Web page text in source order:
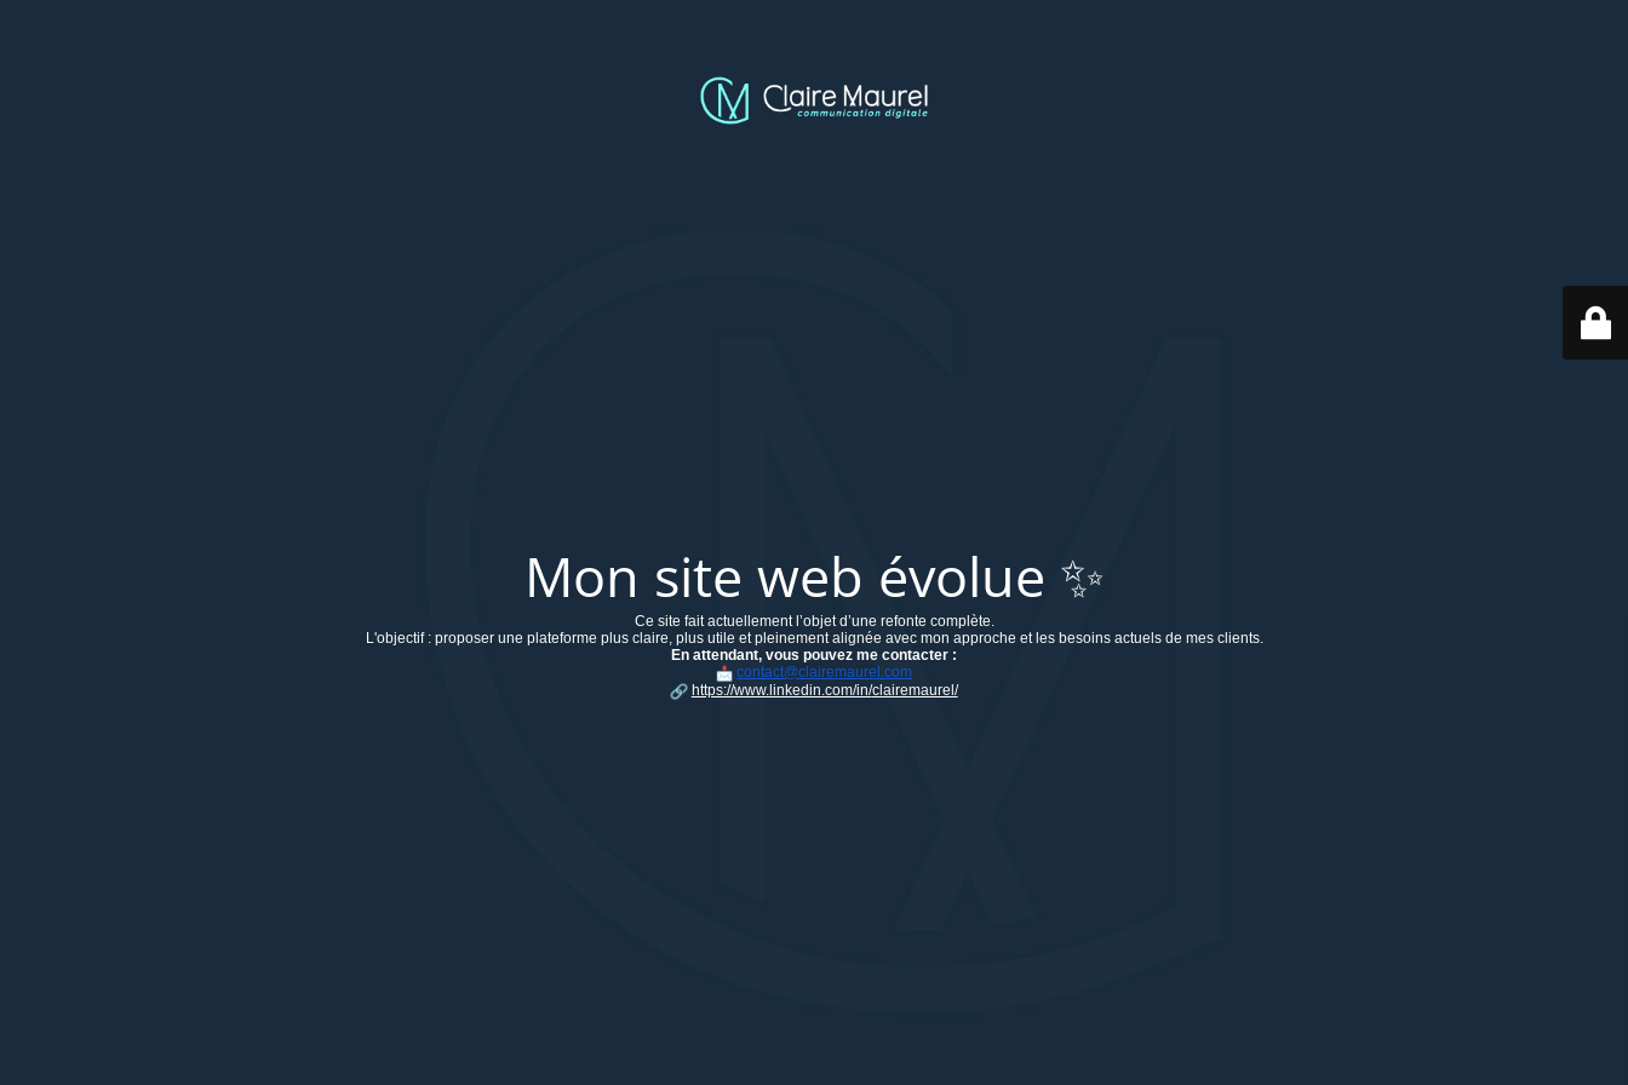
Mon site web évolue ✨
Ce site fait actuellement l’objet d’une refonte complète.
L'objectif : proposer une plateforme plus claire, plus utile et pleinement alignée avec mon approche et les besoins actuels de mes clients.
En attendant, vous pouvez me contacter :
contact@clairemaurel.com
https://www.linkedin.com/in/clairemaurel/